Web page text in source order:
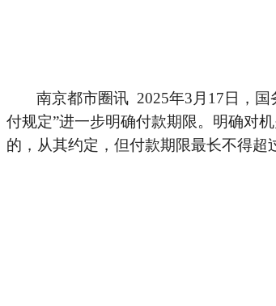
南京都市圈讯 2025年3月17日，
付规定”进一步明确付款期限。明确对
的，从其约定，但付款期限最长不得超